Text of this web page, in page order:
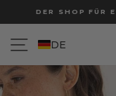
DER SHOP FÜR
DE